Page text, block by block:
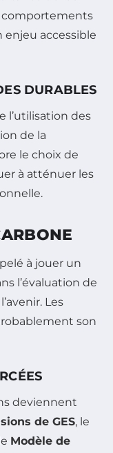
comportements
enjeu accessible
DURABLES
l’utilisation des
de la
le choix de
à atténuer les
à jouer un
l’évaluation de
Les
son
deviennent
de GES, le
Modèle de